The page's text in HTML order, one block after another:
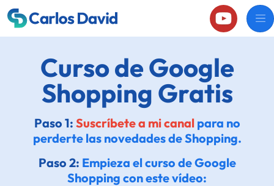
Curso de Google
Shopping Gratis
Paso 1: Suscríbete a mi canalpara no
perderte las novedades de Shopping.
Paso 2: Empieza el curso de Google
Shopping con este vídeo: